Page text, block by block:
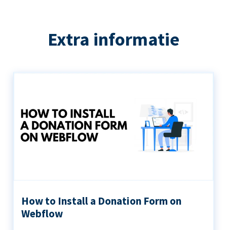
Extra informatie
How to Install a Donation Form on
Webflow